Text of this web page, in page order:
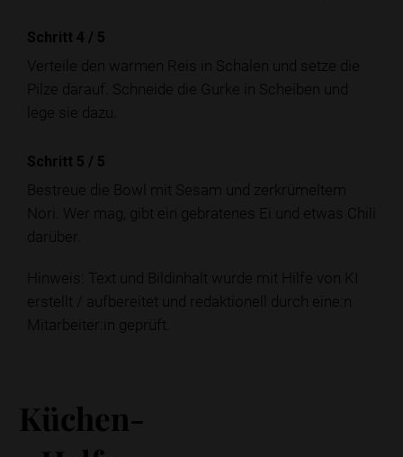
Schritt 4 / 5
Verteile den warmen Reis in Schalen und setze die
Pilze darauf. Schneide die Gurke in Scheiben und
lege sie dazu.
Schritt 5 / 5
Bestreue die Bowl mit Sesam und zerkrümeltem
Nori. Wer mag, gibt ein gebratenes Ei und etwas Chili
darüber.
Hinweis: Text und Bildinhalt wurde mit Hilfe von KI
erstellt / aufbereitet und redaktionell durch eine:n
Mitarbeiter:in geprüft.
Küchen-